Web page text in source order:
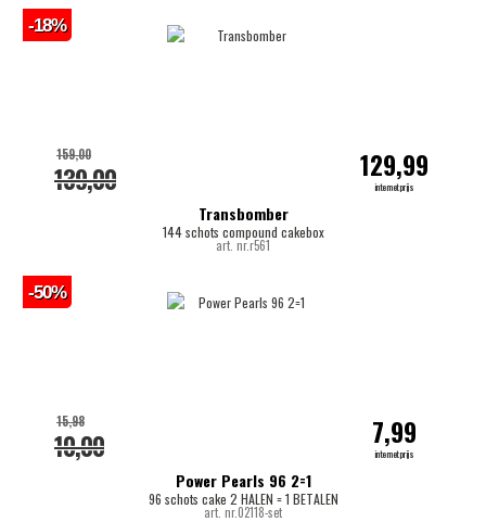
Transbomber
144 schots compound cakebox
art. nr.r561
139,00
159,00 129,99
internetprijs
-18%
Power Pearls 96 2=1
96 schots cake 2 HALEN = 1 BETALEN
art. nr.02118-set
10,00
15,98 7,99
internetprijs
-50%